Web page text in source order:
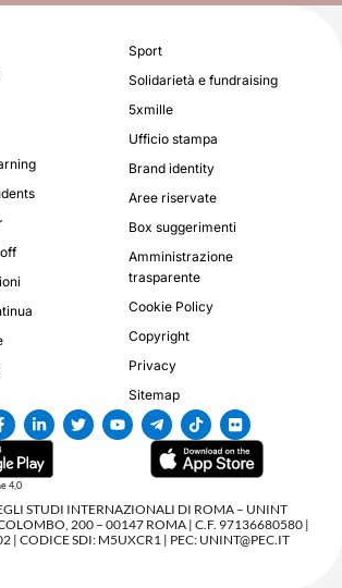
Sport
Solidarietà e fundraising
5xmille
Ufficio stampa
Brand identity
Aree riservate
Box suggerimenti
Amministrazione
trasparente
Cookie Policy
Copyright
Privacy
Sitemap
4,0
STUDI INTERNAZIONALI DI ROMA – UNINT
200 – 00147 ROMA | C.F. 97136680580 |
| CODICE SDI: M5UXCR1 | PEC: UNINT@PEC.IT